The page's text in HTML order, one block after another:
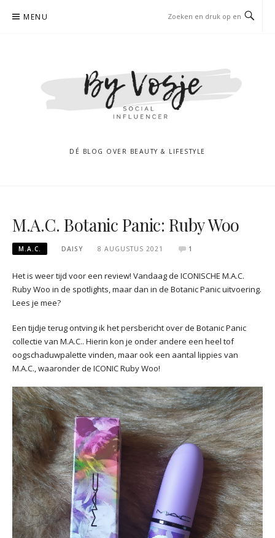
MENU
DÉ BLOG OVER BEAUTY & LIFESTYLE
M.A.C. Botanic Panic: Ruby Woo
M.A.C. DAISY 8 AUGUSTUS 2021 1
Het is weer tijd voor een review! Vandaag de ICONISCHE M.A.C.
Ruby Woo in de spotlights, maar dan in de Botanic Panic uitvoering.
Lees je mee?
Een tijdje terug ontving ik het persbericht over de Botanic Panic
collectie van M.A.C.. Hierin kon je onder andere een heel tof
oogschaduwpalette vinden, maar ook een aantal lippies van
M.A.C., waaronder de ICONIC Ruby Woo!